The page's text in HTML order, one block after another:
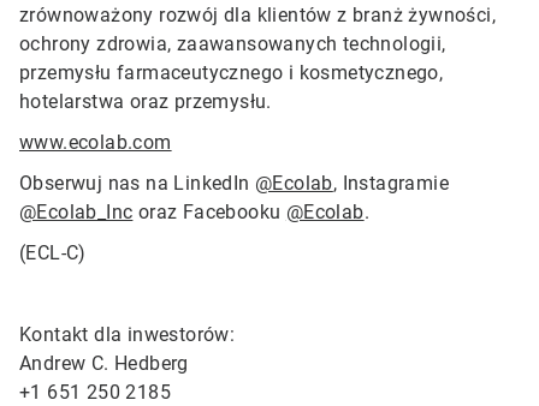
zrównoważony rozwój dla klientów z branż żywności,
ochrony zdrowia, zaawansowanych technologii,
przemysłu farmaceutycznego i kosmetycznego,
hotelarstwa oraz przemysłu.
www.ecolab.com
Obserwuj nas na LinkedIn @Ecolab, Instagramie
@Ecolab_Inc oraz Facebooku @Ecolab.
(ECL-C)
Kontakt dla inwestorów:
Andrew C. Hedberg
+1 651 250 2185